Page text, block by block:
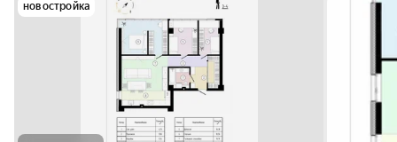
новостройка